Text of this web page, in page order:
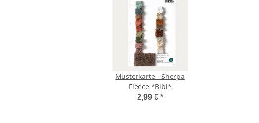
Musterkarte - Sherpa
Fleece *Bibi*
2,99 € *